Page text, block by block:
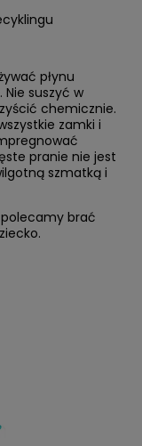
płynu
suszyć w
chemicznie.
zamki i
pranie nie jest
szmatką i
polecamy brać